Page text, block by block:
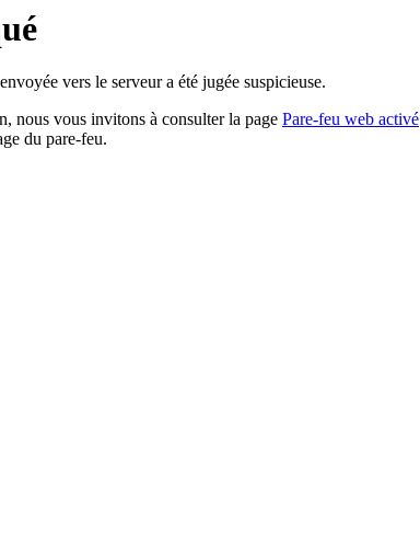
vers le serveur a été jugée suspicieuse.
nous vous invitons à consulter la page Pare-feu web activé
du pare-feu.